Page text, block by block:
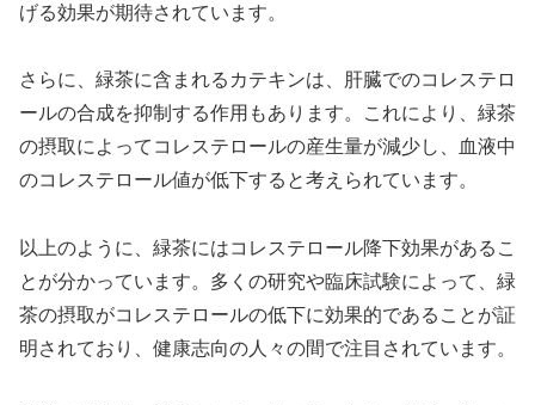
げる効果が期待されています。
さらに、緑茶に含まれるカテキンは、肝臓でのコレステロ
ールの合成を抑制する作用もあります。これにより、緑茶
の摂取によってコレステロールの産生量が減少し、血液中
のコレステロール値が低下すると考えられています。
以上のように、緑茶にはコレステロール降下効果があるこ
とが分かっています。多くの研究や臨床試験によって、緑
茶の摂取がコレステロールの低下に効果的であることが証
明されており、健康志向の人々の間で注目されています。